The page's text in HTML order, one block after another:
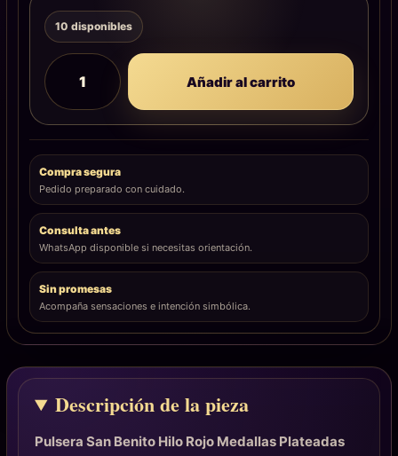
10 disponibles
Añadir al carrito
Compra segura
Pedido preparado con cuidado.
Consulta antes
WhatsApp disponible si necesitas orientación.
Sin promesas
Acompaña sensaciones e intención simbólica.
Descripción de la pieza
Pulsera San Benito Hilo Rojo Medallas Plateadas